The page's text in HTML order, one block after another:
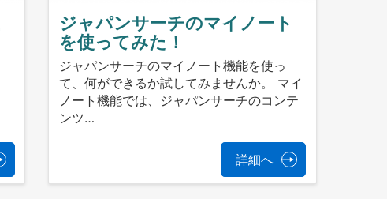
ジャパンサーチのマイノート
を使ってみた！
ジャパンサーチのマイノート機能を使っ
て、何ができるか試してみませんか。 マイ
ノート機能では、ジャパンサーチのコンテ
ンツ…
詳細へ